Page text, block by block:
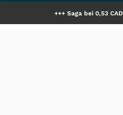
Saga bei 0,53 CAD: